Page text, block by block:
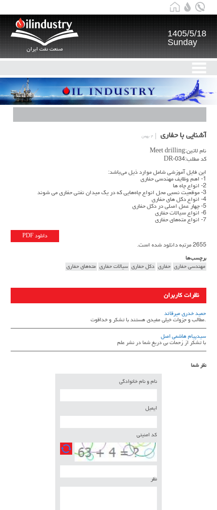
صنعت نفت ایران
1405/5/18
Sunday
آشنایی با حفاری ۴ بهمن
نام لاتین:Meet drilling
کد مطلب:DR-034
این فایل آموزشی شامل موارد ذیل می‌باشد:
1- اهم وظايف مهندسى حفاری
2- انواع چاه ها
3- موقعيت نسبي محل انواع چاه‌هايي كه در يك ميدان نفتي حفاري مي شوند
4- انواع دكل هاي حفاري
5- چهار عمل اصلي در دكل حفاري
6- انواع سيالات حفاري
7- انواع مته‌هاي حفاري
دانلود PDF
2655 مرتبه دانلود شده است.
برچسب‌ها
مهندسى حفاری حفاري دكل حفاري سيالات حفاري مته‌هاي حفاري
نظرات کاربران
حمید خدری میرقائد
.مطالب و جزوات خیلی مفیدی هستند با تشکر و خداقوت
سیدپیام هاشمی اصل
با تشکر از زحمات بی دریغ شما در نشر علم
نظر شما
نام و نام خانوادگی
ایمیل
کد امنیتی
نظر